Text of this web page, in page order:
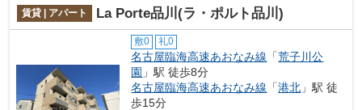
賃貸 | アパート La Porte品川(ラ・ポルト品川)
敷0 礼0
名古屋臨海高速あおなみ線 「荒子川公
園 」駅 徒歩8分
名古屋臨海高速あおなみ線 「港北 」駅 徒
歩15分